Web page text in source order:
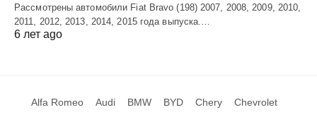
Рассмотрены автомобили Fiat Bravo (198) 2007, 2008, 2009, 2010,
2011, 2012, 2013, 2014, 2015 года выпуска.…
6 лет ago
Alfa Romeo Audi BMW BYD Chery Chevrolet